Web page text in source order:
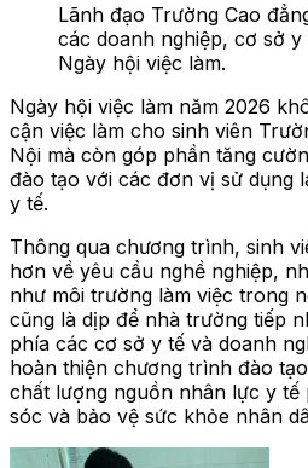
Lãnh đạo Trường Cao
các doanh nghiệp, cơ sở
Ngày hội việc làm.
Ngày hội việc làm năm 2026
cận việc làm cho sinh viên
Nội mà còn góp phần tăng
đào tạo với các đơn vị sử dụng
y tế.
Thông qua chương trình, sinh
hơn về yêu cầu nghề nghiệp,
như môi trường làm việc trong
cũng là dịp để nhà trường tiếp
phía các cơ sở y tế và doanh
hoàn thiện chương trình đào
chất lượng nguồn nhân lực y tế
sóc và bảo vệ sức khỏe nhân